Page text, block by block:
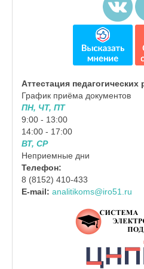
Аттестация педагогических
График приёма документов
ПН, ЧТ, ПТ
9:00 - 13:00
14:00 - 17:00
ВТ, СР
Неприемные дни
Телефон:
8 (8152) 410-433
E-mail: analitikoms@iro51.ru